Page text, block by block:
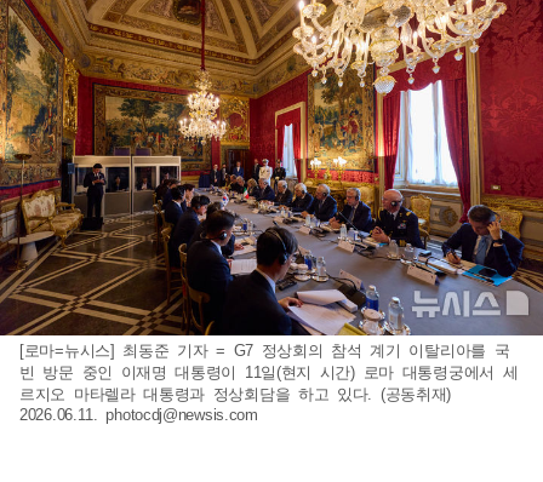
[로마=뉴시스] 최동준 기자 = G7 정상회의 참석 계기 이탈리아를 국
빈 방문 중인 이재명 대통령이 11일(현지 시간) 로마 대통령궁에서 세
르지오 마타렐라 대통령과 정상회담을 하고 있다. (공동취재)
2026.06.11.photocdj@newsis.com